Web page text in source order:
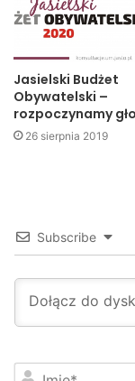
związkach
nauczanie
podstawowych i
UMJ
Jasielski Budżet
Obywatelski –
rozpoczynamy
26 sierpnia 2019
Subscribe